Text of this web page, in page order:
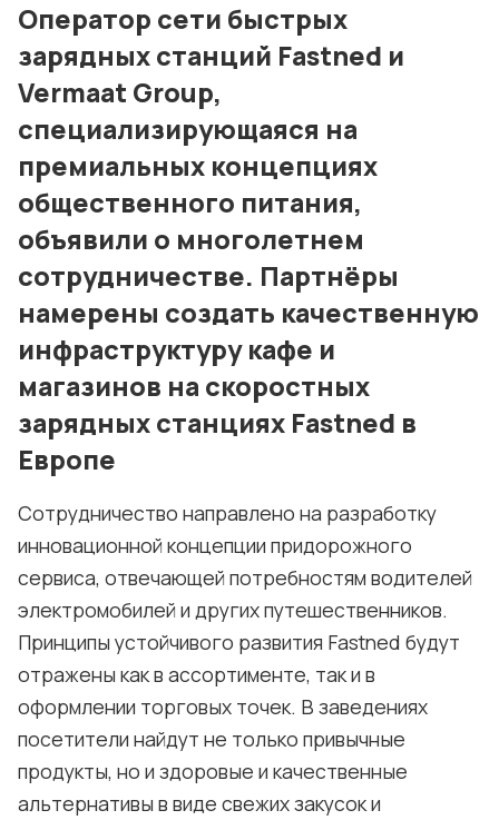
Мнения
Видео
Подписка
Условия использования материалов
Политика конфиденциальности и cookie
Оператор сети быстрых
зарядных станций Fastned и
Vermaat Group,
специализирующаяся на
премиальных концепциях
общественного питания,
объявили о многолетнем
сотрудничестве. Партнёры
намерены создать качественную
инфраструктуру кафе и
магазинов на скоростных
зарядных станциях Fastned в
Европе
Сотрудничество направлено на разработку
инновационной концепции придорожного
сервиса, отвечающей потребностям водителей
электромобилей и других путешественников.
Принципы устойчивого развития Fastned будут
отражены как в ассортименте, так и в
оформлении торговых точек. В заведениях
посетители найдут не только привычные
продукты, но и здоровые и качественные
альтернативы в виде свежих закусок и